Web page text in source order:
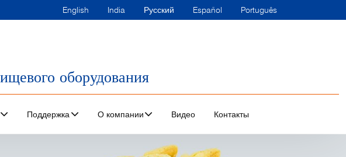
English India Русский Español Português
оборудования
Поддержка О компании Видео Контакты